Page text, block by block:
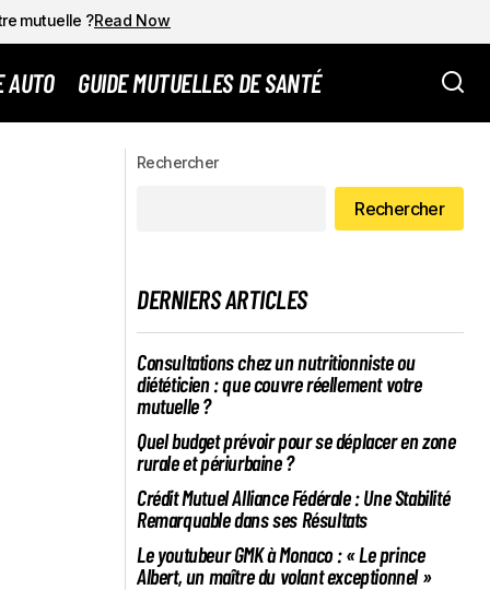
mutuelle ?Read Now
AUTO GUIDE MUTUELLES DE SANTÉ
: DÉFIS ET
des informations sur l'affiliation à la
complémentaire santé du ministère en
Rechercher
Rechercher
DERNIERS ARTICLES
Consultations chez un nutritionniste ou
diététicien : que couvre réellement votre
mutuelle ?
Quel budget prévoir pour se déplacer en zone
rurale et périurbaine ?
Crédit Mutuel Alliance Fédérale : Une Stabilité
Remarquable dans ses Résultats
Le youtubeur GMK à Monaco : « Le prince
Albert, un maître du volant exceptionnel »